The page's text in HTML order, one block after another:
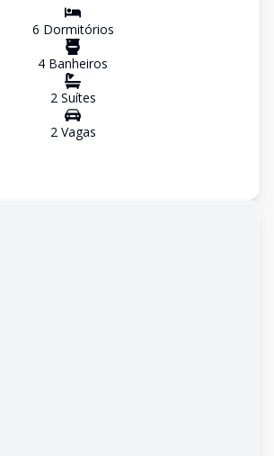
6 Dormitórios
4 Banheiros
2Suítes
2Vagas